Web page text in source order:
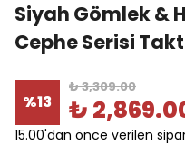
Siyah Gömlek &
Cephe Serisi
%13
₺ 3,309.00
₺
15.00'dan önce verilen